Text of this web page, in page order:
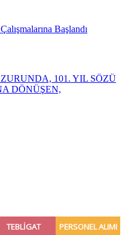
Başlandı
101. YIL SÖZÜ
DÖNÜŞEN,